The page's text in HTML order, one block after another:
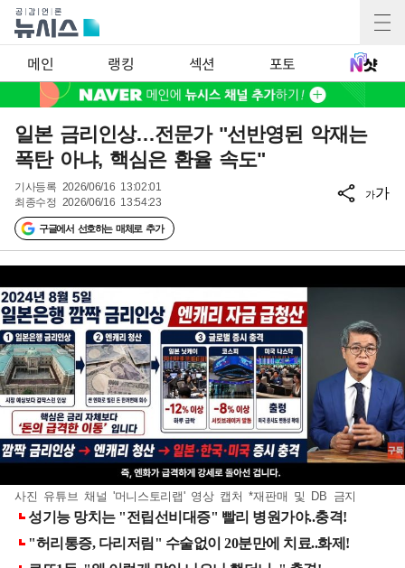
메인 랭킹 섹션 포토
일본 금리인상…전문가 "선반영된 악재는
폭탄 아냐, 핵심은 환율 속도"
기사등록 2026/06/16 13:02:01
최종수정 2026/06/16 13:54:23
구글에서 선호하는 매체로 추가
가가
사진 유튜브 채널 '머니스토리랩' 영상 캡처 *재판매 및 DB 금지